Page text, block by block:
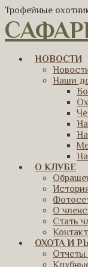
Трофейные
НОВОСТИ
Наши
О КЛУБЕ
О
Стать
ОХОТА И
Отчеты